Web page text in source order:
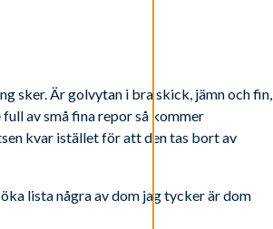
sker. Är golvytan i bra skick, jämn och fin,
av små fina repor så kommer
kvar istället för att den tas bort av
lista några av dom jag tycker är dom